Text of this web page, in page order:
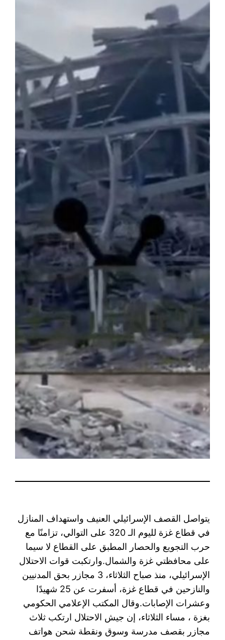
يتواصل القصف الإسرائيلي العنيف واستهداف المنازل
في قطاع غزة لليوم الـ 320 على التوالي، تزامنًا مع
حرب التجويع والحصار المطبق على القطاع لا سيما
على محافظتي غزة والشمال.وارتكبت قوات الاحتلال
الإسرائيلي، منذ صباح الثلاثاء، 3 مجازر بحق المدنيين
والنازحين في قطاع غزة، أسفرت عن 25 شهيدًا
وعشرات الإصابات.وقال المكتب الإعلامي الحكومي
بغزة ، مساء الثلاثاء، إن جيش الاحتلال ارتكب ثلاث
مجازر بقصف مدرسة وسوق ونقطة شحن هواتف